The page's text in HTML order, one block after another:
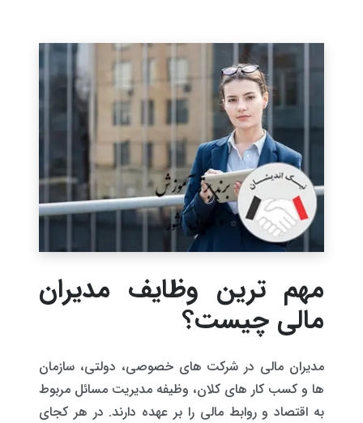
مهم ترین وظایف مدیران
مالی چیست؟
مدیران مالی در شرکت های خصوصی، دولتی، سازمان
ها و کسب کار های کلان، وظیفه مدیریت مسائل مربوط
به اقتصاد و روابط مالی را بر عهده دارند. در هر کجای